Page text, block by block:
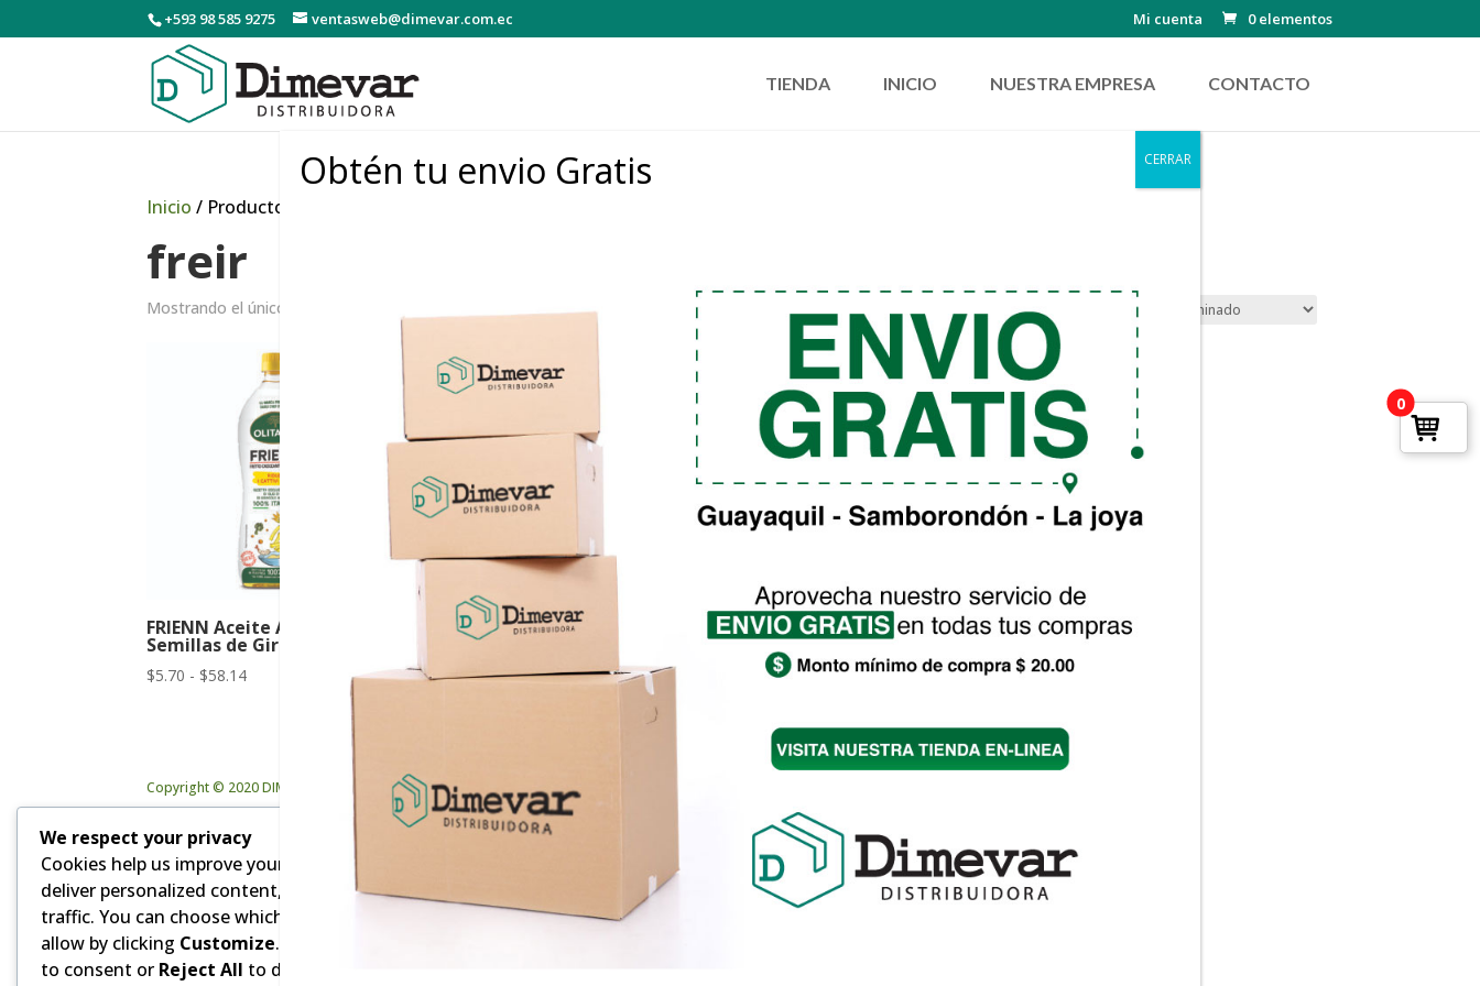
+593 98 585 9275 ventasweb@dimevar.com.ec Mi cuenta 0 elementos
TIENDA INICIO NUESTRA EMPRESA CONTACTO
Inicio / Productos etiquetados “freir”
freir
Mostrando el único resultado
FRIENN Aceite Alto Oléico de
Semillas de Girasol
$5.70 - $58.14Rango
Copyright © 2020 DIMEVAR Cia. Ltda. | Powered by GDCStudio
Obtén tu envio Gratis CERRAR
We respect your privacy
Cookies help us improve your experience,
deliver personalized content, and analyze
traffic. You can choose which cookies to
allow by clicking Customize. Click
to consent or Reject All to decline non-
0